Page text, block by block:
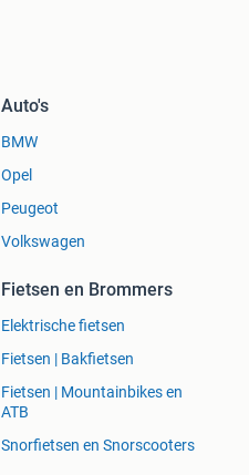
Auto's
BMW
Opel
Peugeot
Volkswagen
Fietsen en Brommers
Elektrische fietsen
Fietsen | Bakfietsen
Fietsen | Mountainbikes en
ATB
Snorfietsen en Snorscooters